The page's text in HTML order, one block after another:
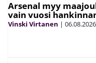
Arsenal myy
vain vuosi
Vinski Virtanen | 06.08.2026